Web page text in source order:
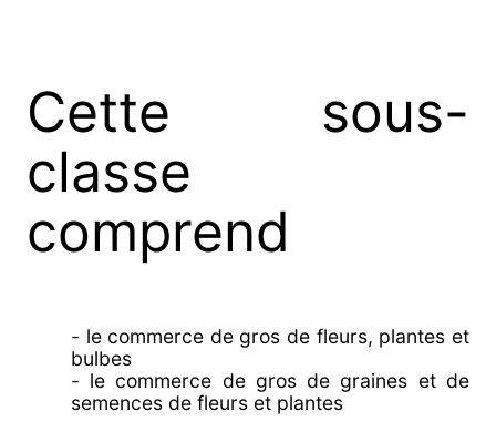
Cette sous-
classe
comprend
- le commerce de gros de fleurs, plantes et
bulbes
- le commerce de gros de graines et de
semences de fleurs et plantes